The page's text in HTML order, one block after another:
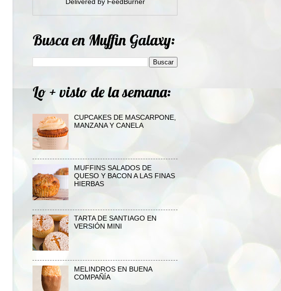
Delivered by FeedBurner
Busca en Muffin Galaxy:
Lo + visto de la semana:
CUPCAKES DE MASCARPONE,
MANZANA Y CANELA
MUFFINS SALADOS DE
QUESO Y BACON A LAS FINAS
HIERBAS
TARTA DE SANTIAGO EN
VERSIÓN MINI
MELINDROS EN BUENA
COMPAÑÍA